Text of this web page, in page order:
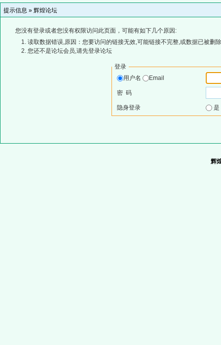
提示信息 » 辉煌论坛
您没有登录或者您没有权限访问此页面，可能有如下几个原因:
读取数据错误,原因：您要访问的链接无效,可能链接不完整,或数据已被删
您还不是论坛会员,请先登录论坛
登录
用户名
Email
密 码
隐身登录
辉